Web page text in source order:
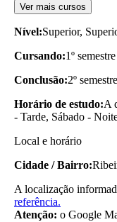
Ver mais cursos
Nível:Superior,
Cursando:1º
Conclusão:2º
Horário de estudo:A
- Tarde, Sábado -
Local e horário
Cidade / Bairro:
A localização
referência.
Atenção: o Google